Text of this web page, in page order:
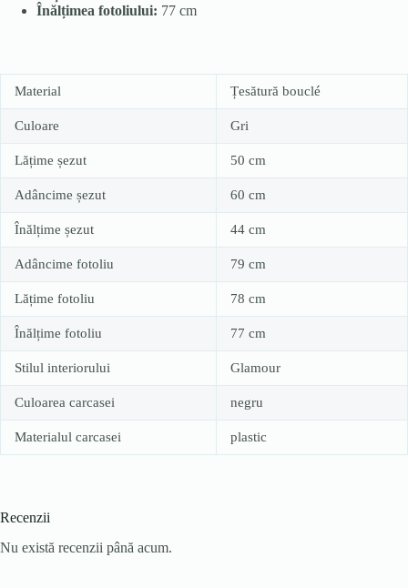
Înălțimea fotoliului: 77 cm
Material Țesătură bouclé
Culoare Gri
Lățime șezut 50 cm
Adâncime șezut 60 cm
Înălțime șezut 44 cm
Adâncime fotoliu 79 cm
Lățime fotoliu 78 cm
Înălțime fotoliu 77 cm
Stilul interiorului Glamour
Culoarea carcasei negru
Materialul carcasei plastic
Recenzii
Nu există recenzii până acum.